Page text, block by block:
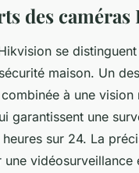
des
se
maison. Un
à une
garantissent une
sur 24. La
une vidéosurveillance